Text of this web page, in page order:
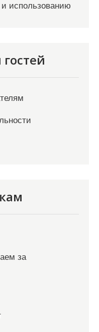
использованию
за